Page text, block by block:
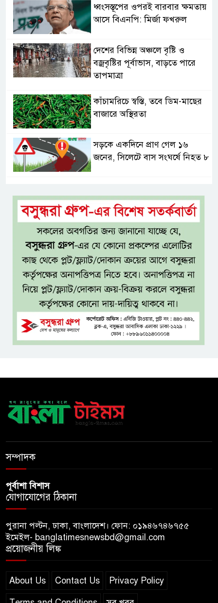
ধ্বংসস্তূপের ওপরই বারবার ক্ষমতায়
আসে বিএনপি: মির্জা ফখরুল
দেশের বিভিন্ন অঞ্চলে বৃষ্টি ও
বজ্রবৃষ্টির পূর্বাভাস, বাড়তে পারে
তাপমাত্রা
কাঁচামরিচে স্বস্তি, তবে ডিম-মাছের
বাজারে অস্থিরতা
সড়কে একদিনে প্রাণ গেল ১৬
জনের, সিলেটে বাস সংঘর্ষে নিহত ৮
ইলিয়াস আলী গুমের ঘটনা পৃথক
মামলা হিসেবে তদন্তের সিদ্ধান্ত
ট্রাইব্যুনালের
প্রথম শ্রেণিতে ভর্তি হবে লটারিতে,
দ্বিতীয় থেকে নবম শ্রেণিতে থাকছে
ভর্তি পরীক্ষা
৫ শতাংশ মজুরি বৃদ্ধি প্রত্যাখ্যান,
নতুন মজুরি বোর্ড গঠনের দাবি চা
চেক বিতরণ
সম্পাদক
পূর্বাশা বিশাস
যোগাযোগের ঠিকানা
পুরানা পল্টন, ঢাকা, বাংলাদেশ। ফোন: ০১৯৪৬৭৪৬৭৫৫
ইমেইল- banglatimesnewsbd@gmail.com
প্রয়োজনীয় লিঙ্ক
About Us Contact Us Privacy Policy